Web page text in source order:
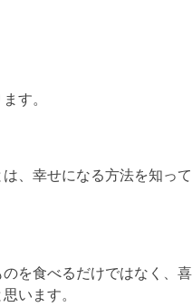
す。
、幸せになる方法を知って
を食べるだけではなく、喜
います。